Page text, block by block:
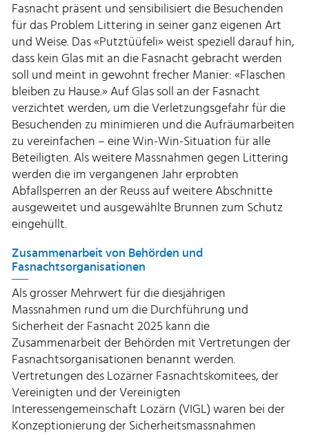
Fasnacht präsent und sensibilisiert die Besuchenden
für das Problem Littering in seiner ganz eigenen Art
und Weise. Das «Putztüüfeli» weist speziell darauf hin,
dass kein Glas mit an die Fasnacht gebracht werden
soll und meint in gewohnt frecher Manier: «Flaschen
bleiben zu Hause.» Auf Glas soll an der Fasnacht
verzichtet werden, um die Verletzungsgefahr für die
Besuchenden zu minimieren und die Aufräumarbeiten
zu vereinfachen – eine Win-Win-Situation für alle
Beteiligten. Als weitere Massnahmen gegen Littering
werden die im vergangenen Jahr erprobten
Abfallsperren an der Reuss auf weitere Abschnitte
ausgeweitet und ausgewählte Brunnen zum Schutz
eingehüllt.
Zusammenarbeit von Behörden und
Fasnachtsorganisationen
Als grosser Mehrwert für die diesjährigen
Massnahmen rund um die Durchführung und
Sicherheit der Fasnacht 2025 kann die
Zusammenarbeit der Behörden mit Vertretungen der
Fasnachtsorganisationen benannt werden.
Vertretungen des Lozärner Fasnachtskomitees, der
Vereinigten und der Vereinigten
Interessengemeinschaft Lozärn (VIGL) waren bei der
Konzeptionierung der Sicherheitsmassnahmen